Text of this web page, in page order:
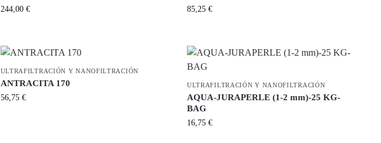
244,00 € 85,25 €
ULTRAFILTRACIÓN Y NANOFILTRACIÓN
ANTRACITA 170
56,75 €
ULTRAFILTRACIÓN Y NANOFILTRACIÓN
AQUA-JURAPERLE (1-2 mm)-25 KG-
BAG
16,75 €